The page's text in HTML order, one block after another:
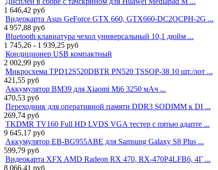
1 646,42 руб
Видеокарта Asus GeForce GTX 660, GTX660-DC2OCPH-2G ...
4 957,88 руб
Bluetooth клавиатура чехол универсальный 10,1 дюйм ...
1 745,26 - 1 939,25 руб
Кондиционер USB компактный
2 002,99 руб
Микросхема TPD12S520DBTR PN520 TSSOP-38 10 шт./лот ...
421,55 руб
Аккумулятор BM39 для Xiaomi Mi6 3250 мАч ...
470,53 руб
Переходник для оперативной памяти DDR3 SODIMM к DI ...
269,74 руб
TKDMR TV160 Full HD LVDS VGA тестер с пятью адапте ...
9 645,17 руб
Аккумулятор EB-BG955ABE для Samsung Galaxy S8 Plus ...
599,79 руб
Видеокарта XFX AMD Radeon RX 470, RX-470P4LFB6, 4Г ...
8 066,41 руб